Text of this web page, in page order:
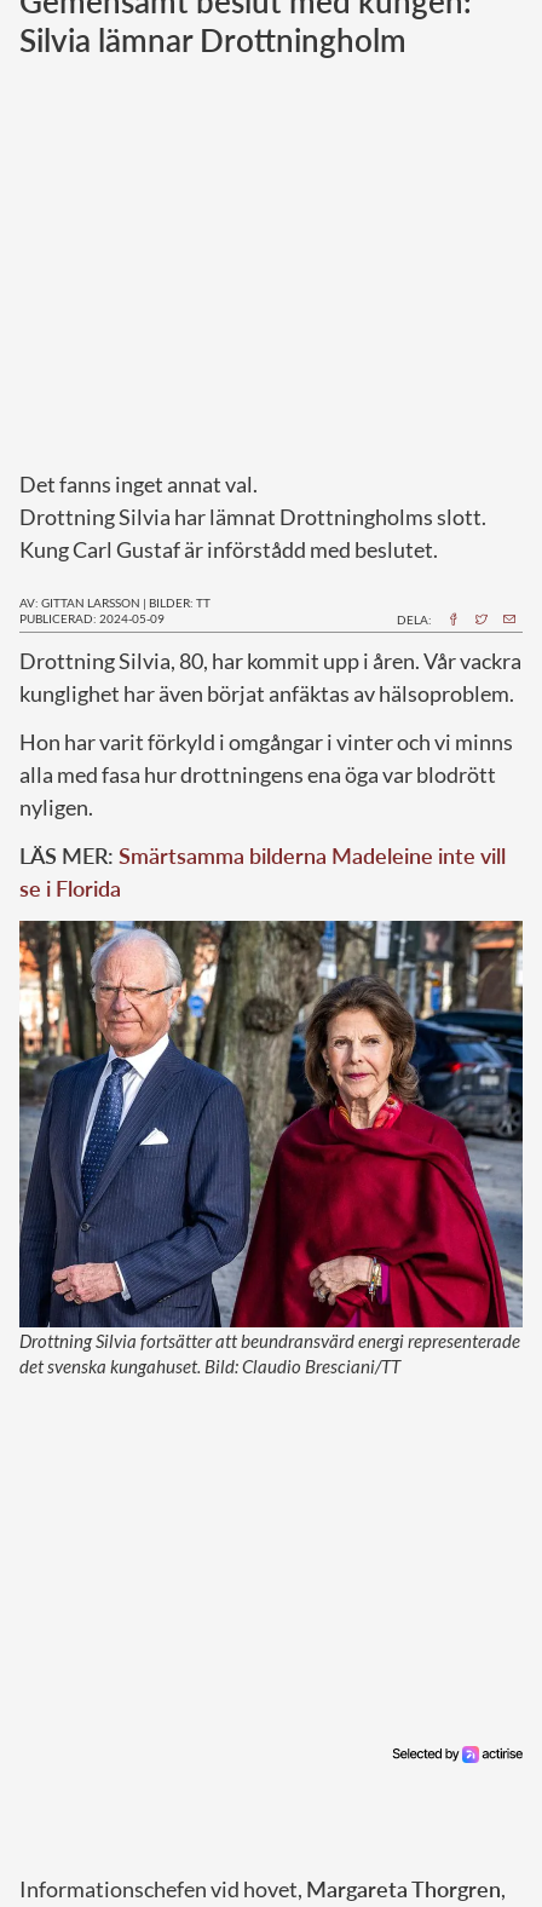
Norska kungahuset
Silvia lämnar Drottningholm
Det fanns inget annat val.
Drottning Silvia har lämnat Drottningholms slott.
Kung Carl Gustaf är införstådd med beslutet.
AV: GITTAN LARSSON | BILDER: TT
PUBLICERAD: 2024-05-09
DELA:
Drottning Silvia, 80, har kommit upp i åren. Vår vackra
kunglighet har även börjat anfäktas av hälsoproblem.
Hon har varit förkyld i omgångar i vinter och vi minns
alla med fasa hur drottningens ena öga var blodrött
nyligen.
LÄS MER: Smärtsamma bilderna Madeleine inte vill
se i Florida
Drottning Silvia fortsätter att beundransvärd energi representerade
det svenska kungahuset. Bild: Claudio Bresciani/TT
Informationschefen vid hovet, Margareta Thorgren,